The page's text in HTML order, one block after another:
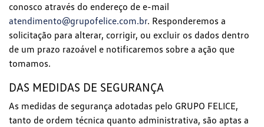
conosco através do endereço de e-mail
atendimento@grupofelice.com.br. Responderemos a
solicitação para alterar, corrigir, ou excluir os dados dentro
de um prazo razoável e notificaremos sobre a ação que
tomamos.
DAS MEDIDAS DE SEGURANÇA
As medidas de segurança adotadas pelo GRUPO FELICE,
tanto de ordem técnica quanto administrativa, são aptas a